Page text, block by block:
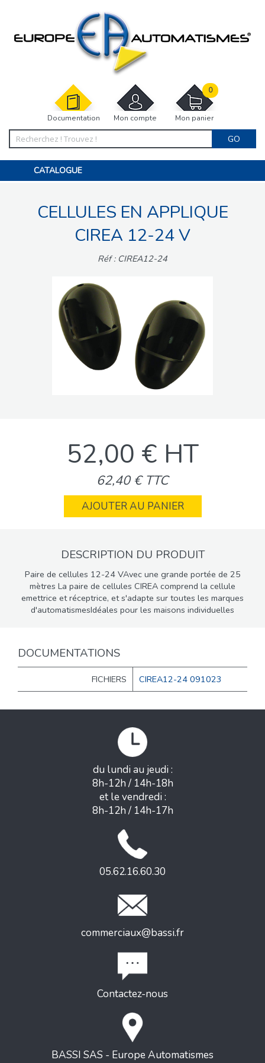
Documentation Mon compte Mon panier
0
GO
CATALOGUE
MOTORISATIONS
ACCESSOIRES ET ELECTRONIQUES
INTERPHONES VISIOPHONES
CELLULES EN APPLIQUE
CIREA 12-24 V
Réf : CIREA12-24
52,00 € HT
62,40 € TTC
AJOUTER AU PANIER
DESCRIPTION DU PRODUIT
Paire de cellules 12-24 VAvec une grande portée de 25
mètres La paire de cellules CIREA comprend la cellule
emettrice et réceptrice, et s'adapte sur toutes les marques
d'automatismesIdéales pour les maisons individuelles
DOCUMENTATIONS
FICHIERS CIREA12-24 091023
du lundi au jeudi :
8h-12h / 14h-18h
et le vendredi :
8h-12h / 14h-17h
05.62.16.60.30
commerciaux@bassi.fr
Contactez-nous
BASSI SAS - Europe Automatismes